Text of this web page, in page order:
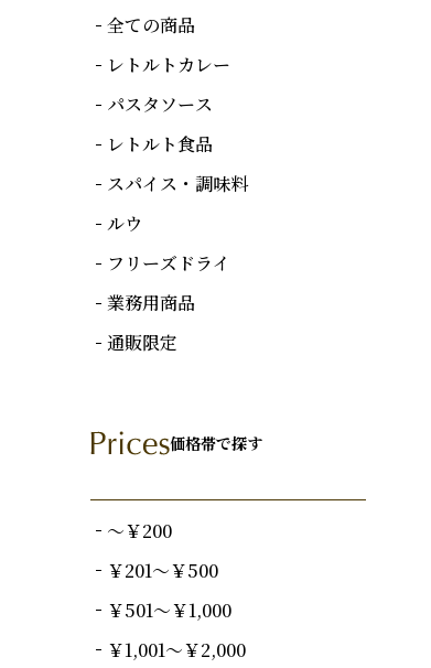
全ての商品
レトルトカレー
パスタソース
レトルト食品
スパイス・調味料
ルウ
フリーズドライ
業務用商品
通販限定
価格帯で探す
～￥200
￥201～￥500
￥501～￥1,000
￥1,001～￥2,000